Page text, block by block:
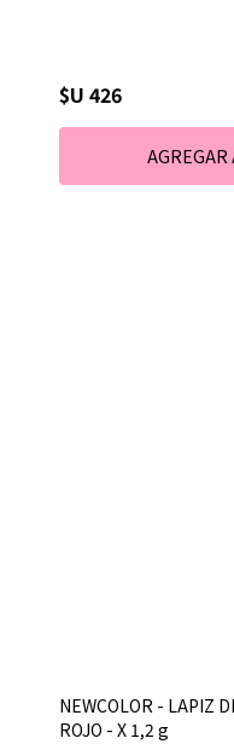
$U 426
NEWCOLOR - LAPIZ
ROJO - X 1,2 g